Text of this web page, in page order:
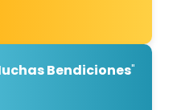
Bendiciones"